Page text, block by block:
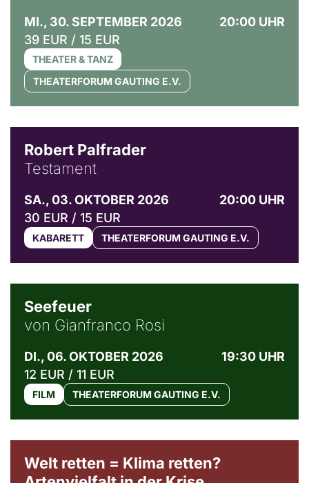
MI., 30. SEPTEMBER 2026
20:00 UHR
39 EUR / 15 EUR
THEATER & TANZ
THEATERFORUM GAUTING E.V.
Robert Palfrader
Testament
SA., 03. OKTOBER 2026
20:00 UHR
30 EUR / 15 EUR
KABARETT THEATERFORUM GAUTING E.V.
Seefeuer
von Gianfranco Rosi
DI., 06. OKTOBER 2026
19:30 UHR
12 EUR / 11 EUR
FILM THEATERFORUM GAUTING E.V.
Welt retten = Klima retten?